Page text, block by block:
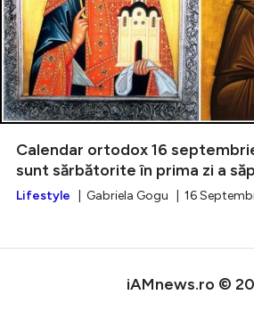
Intră în cont
Calendar ortodox 16
sunt sărbătorite în prima zi a
Lifestyle | Gabriela Gogu | 16
iAMnews.ro ©